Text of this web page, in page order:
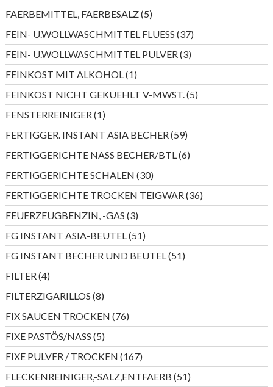
Produkte
FAERBEMITTEL, FAERBESALZ 55
Produkte
FEIN- U.WOLLWASCHMITTEL FLUESS 3737
Produkte
FEIN- U.WOLLWASCHMITTEL PULVER 33
Produkte
FEINKOST MIT ALKOHOL 11
Produkt
FEINKOST NICHT GEKUEHLT V-MWST. 55
Produkte
FENSTERREINIGER 11
Produkt
FERTIGGER. INSTANT ASIA BECHER 5959
Produkte
FERTIGGERICHTE NASS BECHER/BTL 66
Produkte
FERTIGGERICHTE SCHALEN 3030
Produkte
FERTIGGERICHTE TROCKEN TEIGWAR 3636
Produkte
FEUERZEUGBENZIN, -GAS 33
Produkte
FG INSTANT ASIA-BEUTEL 5151
Produkte
FG INSTANT BECHER UND BEUTEL 5151
Produkte
FILTER 44
Produkte
FILTERZIGARILLOS 88
Produkte
FIX SAUCEN TROCKEN 7676
Produkte
FIXE PASTÖS/NASS 55
Produkte
FIXE PULVER / TROCKEN 167167
Produkte
FLECKENREINIGER,-SALZ,ENTFAERB 5151